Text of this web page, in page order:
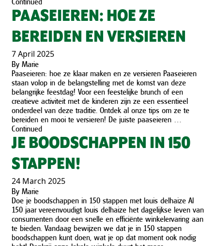
PAASEIEREN: HOE ZE
BEREIDEN EN VERSIEREN
7 April 2025
By Marie
Paaseieren: hoe ze klaar maken en ze versieren Paaseieren
staan volop in de belangstelling met de komst van deze
belangrijke feestdag! Voor een feestelijke brunch of een
creatieve activiteit met de kinderen zijn ze een essentieel
onderdeel van deze traditie. Ontdek al onze tips om ze te
bereiden en mooi te versieren! De juiste paaseieren …
Continued
JE BOODSCHAPPEN IN 150
STAPPEN!
24 March 2025
By Marie
Doe je boodschappen in 150 stappen met louis delhaize Al
150 jaar vereenvoudigt louis delhaize het dagelijkse leven van
consumenten door een snelle en efficiënte winkelervaring aan
te bieden. Vandaag bewijzen we dat je in 150 stappen
boodschappen kunt doen, wat je op dat moment ook nodig